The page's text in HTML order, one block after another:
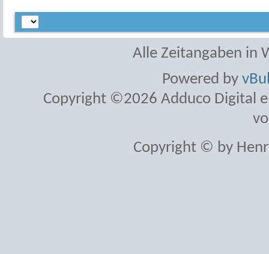
Alle Zeitangaben in
Powered by
Copyright ©2026 Adduco Digital
Copyright © by